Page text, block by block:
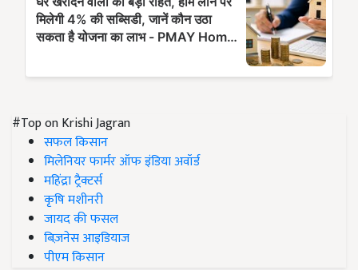
#Top on Krishi Jagran
सफल किसान
मिलेनियर फार्मर ऑफ इंडिया अवॉर्ड
महिंद्रा ट्रैक्टर्स
कृषि मशीनरी
जायद की फसल
बिज़नेस आइडियाज
पीएम किसान